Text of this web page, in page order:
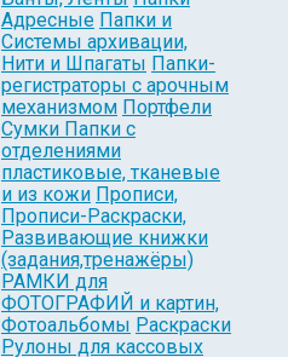
Адресные Папки и
Системы архивации,
Нити и Шпагаты Папки-
регистраторы с арочным
механизмом Портфели
Сумки Папки с
отделениями
пластиковые, тканевые
и из кожи Прописи,
Прописи-Раскраски,
Развивающие книжки
(задания,тренажёры)
РАМКИ для
ФОТОГРАФИЙ и картин,
Фотоальбомы Раскраски
Рулоны для кассовых